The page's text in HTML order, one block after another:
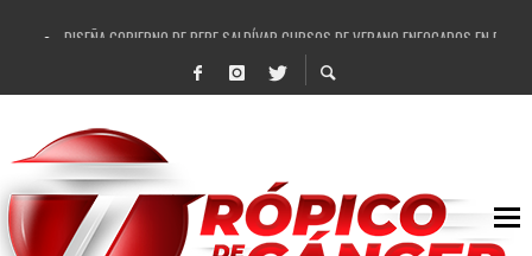
DISEÑA GOBIERNO DE PEPE SALDÍVAR CURSOS DE VERANO ENFOCADOS EN
REFRENDAN LOS 28 DELEGADOS Y 14 COMISARIADOS DE GUADALUPE APOYO A
FORTALECE GOBIERNO DE PEPE SALDÍVAR LA EDUCACIÓN EN LA ZACATECANA
GOBIERNO DE PEPE SALDÍVAR Y GRUPO FEMSA GENERAN MÁS DE 3 MIL EMPLEOS
CUARTA FERIA EXPO AGROPECUARIA TRAJO BENEFICIO DIRECTO A GUADALUPE:
RECONOCE PEPE SALDÍVAR A ARTISTA ZACATECANA VICTORIA HERNÁNDEZ